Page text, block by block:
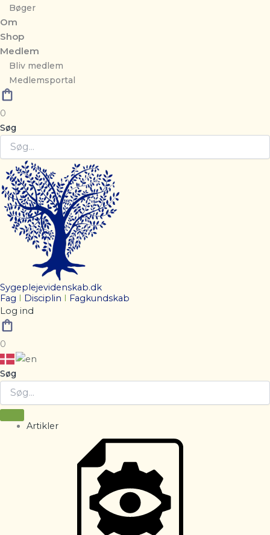
Bøger
Om
Shop
Medlem
Bliv medlem
Medlemsportal
0
Søg
Sygeplejevidenskab.dk
Fag I Disciplin I Fagkundskab
Log ind
0
Søg
Artikler